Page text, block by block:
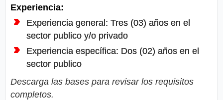
Experiencia:
Experiencia general: Tres (03) años en el
sector publico y/o privado
Experiencia específica: Dos (02) años en el
sector publico
Descarga las bases para revisar los requisitos
completos.